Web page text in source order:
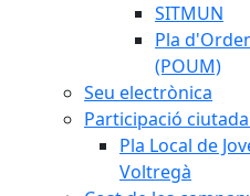
SITMUN
Pla
(POUM)
Seu electrònica
Participació
Pla Local de
Voltregà